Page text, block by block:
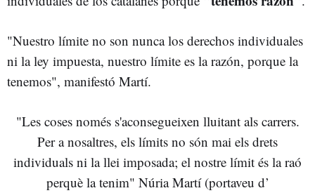
"Nuestro límite no son nunca los derechos individuales
ni la ley impuesta, nuestro límite es la razón, porque la
tenemos", manifestó Martí.
"Les coses només s'aconsegueixen lluitant als carrers.
Per a nosaltres, els límits no són mai els drets
individuals ni la llei imposada; el nostre límit és la raó
perquè la tenim" Núria Martí (portaveu d’